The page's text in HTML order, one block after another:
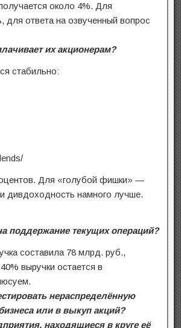
около 4%. Для
для ответа на озвученный вопрос
их акционерам?
стабильно:
Для «голубой фишки» —
дивдоходность намного лучше.
поддержание текущих операций?
составила 78 млрд. руб.,
выручки остается в
нераспределённую
или в выкуп акций?
находящиеся в круге её